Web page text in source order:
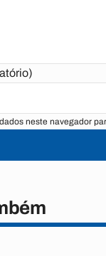
neste navegador